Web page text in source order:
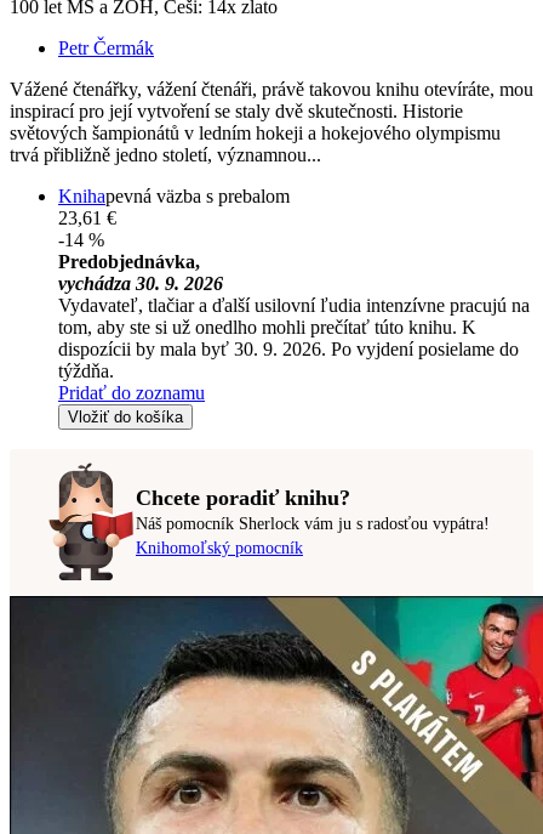
100 let MS a ZOH, Češi: 14x zlato
Petr Čermák
Vážené čtenářky, vážení čtenáři, právě takovou knihu otevíráte, mou
inspirací pro její vytvoření se staly dvě skutečnosti. Historie
světových šampionátů v ledním hokeji a hokejového olympismu
trvá přibližně jedno století, významnou...
Knihapevná väzba s prebalom
23,61 €
-14 %
Predobjednávka,
vychádza 30. 9. 2026
Vydavateľ, tlačiar a ďalší usilovní ľudia intenzívne pracujú na
tom, aby ste si už onedlho mohli prečítať túto knihu. K
dispozícii by mala byť 30. 9. 2026. Po vyjdení posielame do
týždňa.
Pridať do zoznamu
Vložiť do košíka
Chcete poradiť knihu?
Náš pomocník Sherlock vám ju s radosťou vypátra!
Knihomoľský pomocník